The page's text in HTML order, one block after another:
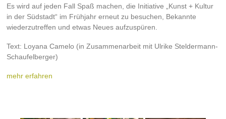
Es wird auf jeden Fall Spaß machen, die Initiative „Kunst + Kultur
in der Südstadt“ im Frühjahr erneut zu besuchen, Bekannte
wiederzutreffen und etwas Neues aufzuspüren.
Text: Loyana Camelo (in Zusammenarbeit mit Ulrike Steldermann-
Schaufelberger)
mehr erfahren